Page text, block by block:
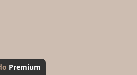
a Premium